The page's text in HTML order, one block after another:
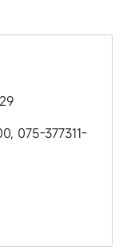
075-377311-